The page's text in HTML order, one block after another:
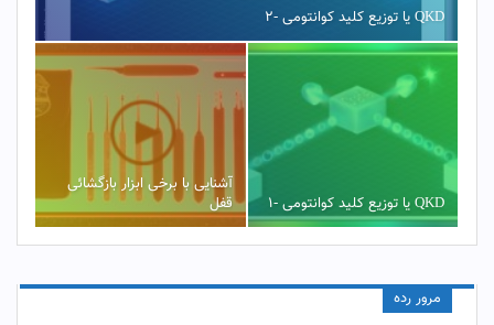
QKD یا توزیع کلید کوانتومی -2
QKD یا توزیع کلید کوانتومی -1
آشنایی با برخی ابزار بازگشائی
قفل
مرور رده